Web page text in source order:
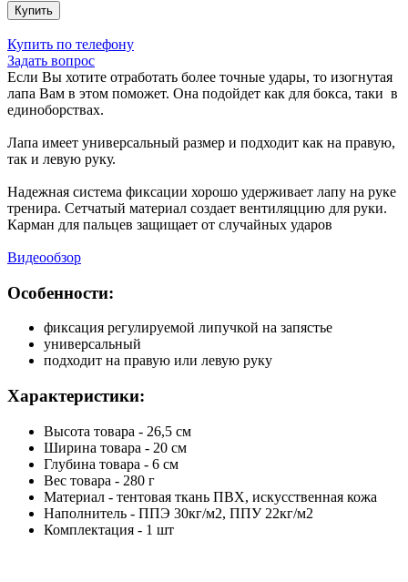
Купить
Купить по телефону
Задать вопрос
Если Вы хотите отработать более точные удары, то изогнутая
лапа Вам в этом поможет. Она подойдет как для бокса, таки в
единоборствах.
Лапа имеет универсальный размер и подходит как на правую,
так и левую руку.
Надежная система фиксации хорошо удерживает лапу на руке
тренира. Сетчатый материал создает вентиляццию для руки.
Карман для пальцев защищает от случайных ударов
Видеообзор
Особенности:
фиксация регулируемой липучкой на запястье
универсальный
подходит на правую или левую руку
Характеристики:
Высота товара - 26,5 см
Ширина товара - 20 см
Глубина товара - 6 см
Вес товара - 280 г
Материал - тентовая ткань ПВХ, искусственная кожа
Наполнитель - ППЭ 30кг/м2, ППУ 22кг/м2
Комплектация - 1 шт